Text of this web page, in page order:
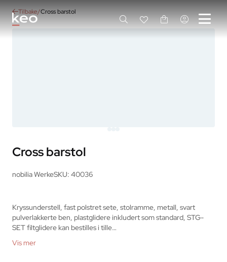
Tilbake Cross barstol
Cross barstol
nobilia WerkeSKU: 40036
Kryssunderstell, fast polstret sete, stolramme, metall, svart
pulverlakkerte ben, plastglidere inkludert som standard, STG-
SET filtglidere kan bestilles i tille…
Vis mer